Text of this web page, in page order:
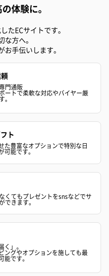
体験に。
たECサイトです。
な方へ。
手伝いします。
門通販
ートで柔軟な対応やバイヤー厳
。
ト
た豊富なオプションで特別な日
可能です。
くてもプレゼントをsnsなどでサ
できます。
く」。
ングやオプションを施しても最
能です。